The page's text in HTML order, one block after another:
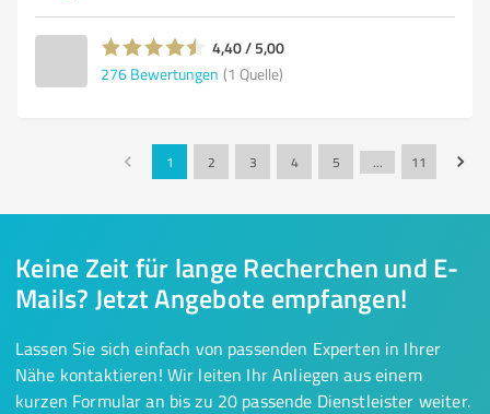
4,40 / 5,00
276 Bewertungen (1 Quelle)
1 2 3 4 5 … 11
Keine Zeit für lange Recherchen und E-
Mails? Jetzt Angebote empfangen!
Lassen Sie sich einfach von passenden Experten in Ihrer
Nähe kontaktieren! Wir leiten Ihr Anliegen aus einem
kurzen Formular an bis zu 20 passende Dienstleister weiter.